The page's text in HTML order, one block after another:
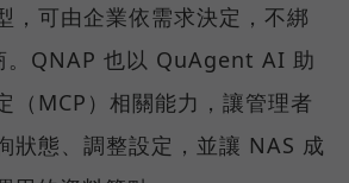
，可由企業依需求決定，不綁
。QNAP 也以 QuAgent AI 助
（MCP）相關能力，讓管理者
狀態、調整設定，並讓 NAS 成